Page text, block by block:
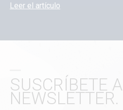
Leer el artículo
SUSCRÍBETE
NEWSLETTER.